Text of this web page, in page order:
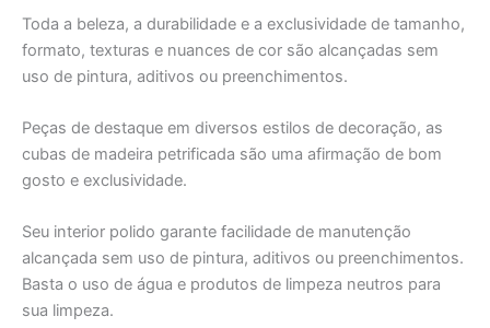
Toda a beleza, a durabilidade e a exclusividade de tamanho,
formato, texturas e nuances de cor são alcançadas sem
uso de pintura, aditivos ou preenchimentos.
Peças de destaque em diversos estilos de decoração, as
cubas de madeira petrificada são uma afirmação de bom
gosto e exclusividade.
Seu interior polido garante facilidade de manutenção
alcançada sem uso de pintura, aditivos ou preenchimentos.
Basta o uso de água e produtos de limpeza neutros para
sua limpeza.